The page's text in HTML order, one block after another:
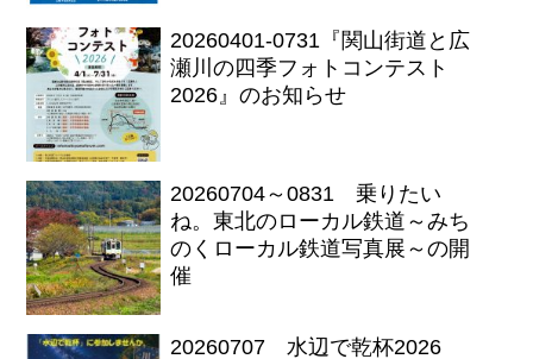
20260401-0731『関山街道と広
瀬川の四季フォトコンテスト
2026』のお知らせ
20260704～0831 乗りたい
ね。東北のローカル鉄道～みち
のくローカル鉄道写真展～の開
催
20260707 水辺で乾杯2026